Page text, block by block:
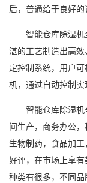
后，普通给于良好的
智能仓库除湿机
湛的工艺制造出高
定控制系统，用户
机，通过自动控制
智能仓库除湿机
间生产，商务办公，
生物制药，食品加
好评，在市场上享
种类有很多，不同品